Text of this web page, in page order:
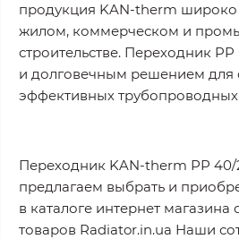
продукция KAN-therm широко
жилом, коммерческом и
строительстве. Переходник
и долговечным решением для
эффективных трубопроводных
Переходник KAN-therm РР
предлагаем выбрать и
в каталоге интернет магазина
товаров Radiator.in.ua Наши